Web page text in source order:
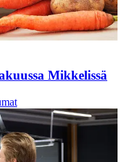
Mikkelissä